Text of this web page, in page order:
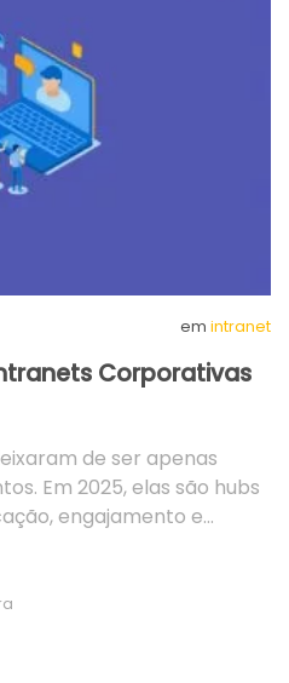
em intranet
Corporativas
de ser apenas
Em 2025, elas são hubs
engajamento e…